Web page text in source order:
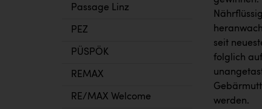
Passage Linz
PEZ
PÜSPÖK
REMAX
RE/MAX Welcome
seit
folglich
werden.